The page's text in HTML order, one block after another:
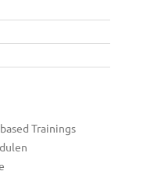
Trainings